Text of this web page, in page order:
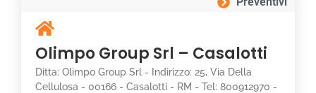
Olimpo Group Srl – Casalotti
Ditta: Olimpo Group Srl - Indirizzo: 25, Via Della
Cellulosa - 00166 - Casalotti - RM - Tel: 800912970 -